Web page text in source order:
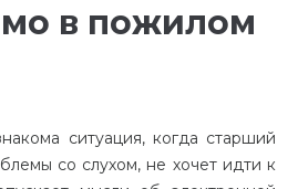
в пожилом
ситуация, когда старший
со слухом, не хочет идти к